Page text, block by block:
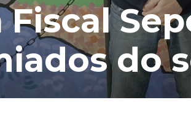
Fiscal
do